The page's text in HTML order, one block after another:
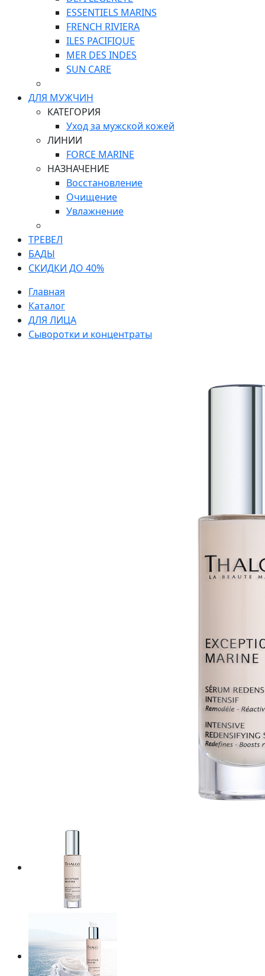
ESSENTIELS MARINS
FRENCH RIVIERA
ILES PACIFIQUE
MER DES INDES
SUN CARE
ДЛЯ МУЖЧИН
КАТЕГОРИЯ
Уход за мужской кожей
ЛИНИИ
FORCE MARINE
НАЗНАЧЕНИЕ
Восстановление
Очищение
Увлажнение
ТРЕВЕЛ
БАДЫ
СКИДКИ ДО 40%
Главная
Каталог
ДЛЯ ЛИЦА
Сыворотки и концентраты